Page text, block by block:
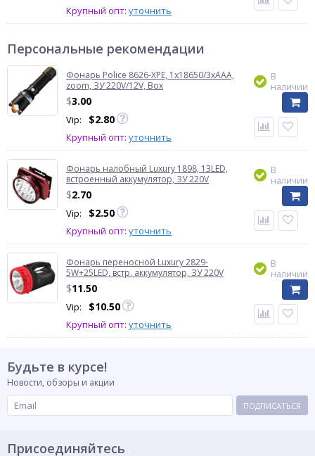
Крупный опт: уточнить
Персональные рекомендации
Фонарь Police 8626-XPE, 1х18650/3xAAA,
zoom, ЗУ 220V/12V, Box
$3.00
Vip: $2.80
Крупный опт: уточнить
В
наличии
Фонарь налобный Luxury 1898, 13LED,
встроенный аккумулятор, ЗУ 220V
$2.70
Vip: $2.50
Крупный опт: уточнить
В
наличии
Фонарь переносной Luxury 2829-
5W+25LED, встр. аккумулятор, ЗУ 220V
$11.50
Vip: $10.50
Крупный опт: уточнить
В
наличии
Будьте в курсе!
Новости, обзоры и акции
ПОДПИСАТЬСЯ
Присоединяйтесь